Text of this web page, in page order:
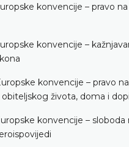
konvencije – pravo
konvencije –
konvencije – pravo
života, doma i
konvencije – sloboda